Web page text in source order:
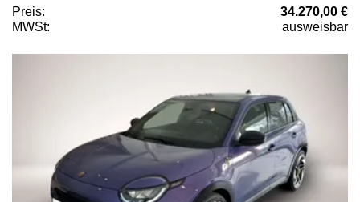
Preis:
34.270,00 €
MWSt:
ausweisbar